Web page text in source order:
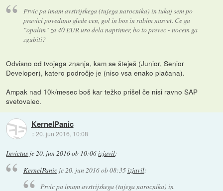
Prvic pa imam avstrijskega (tujega narocnika) in tukaj sem po
pravici povedano glede cen, gol in bos in rabim nasvet. Ce ga
"opalim" za 40 EUR uro dela naprimer, bo to prevec - nocem ga
zgubiti?
Odvisno od tvojega znanja, kam se šteješ (Junior, Senior
Developer), katero področje je (niso vsa enako plačana).
Ampak nad 10k/mesec boš kar težko prišel če nisi ravno SAP
svetovalec.
KernelPanic
::20. jun 2016, 10:08
Invictus je20. jun 2016 ob 10:06izjavil:
KernelPanicje20. jun 2016 ob 08:35izjavil:
Prvic pa imam avstrijskega (tujega narocnika) in